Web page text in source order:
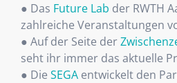
● Das Future Lab der RWTH
zahlreiche Veranstaltungen
● Auf der Seite der
seht ihr immer das aktuelle
● Die SEGA entwickelt den